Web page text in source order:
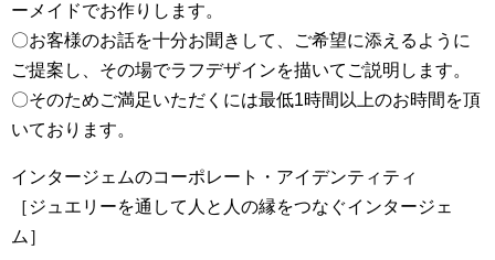
ーメイドでお作りします。
〇お客様のお話を十分お聞きして、ご希望に添えるように
ご提案し、その場でラフデザインを描いてご説明します。
〇そのためご満足いただくには最低1時間以上のお時間を頂
いております。
インタージェムのコーポレート・アイデンティティ
［ジュエリーを通して人と人の縁をつなぐインタージェ
ム］